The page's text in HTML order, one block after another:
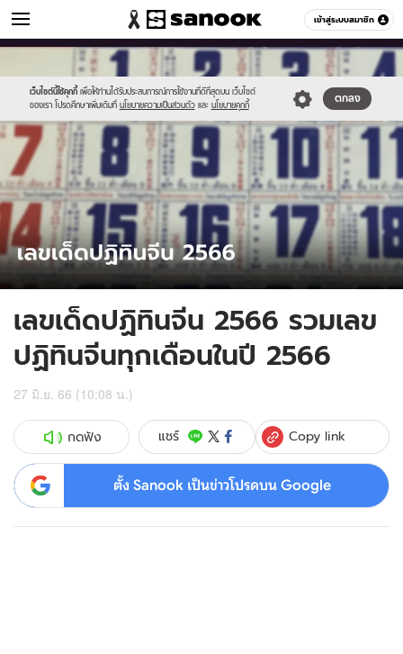
เข้าสู่ระบบสมาชิก
ดูดวง หมวดอื่นๆ
เว็บไซต์นี้ใช้คุกกี้ เพื่อให้ท่านได้รับประสบการณ์การใช้งานที่ดีที่สุดบน เว็บไซต์
ของเรา โปรดศึกษาเพิ่มเติมที่ นโยบายความเป็นส่วนตัว และ นโยบายคุกกี้
ตกลง
//s.isanook.com/sr/0/images/logo-
new-
sanook.png
//s.isanook.com/ho/0/ud/48/244997/tagline-
template-
2023-
13.jpg
เลขเด็ดปฏิทินจีน 2566 รวมเลข
ปฏิทินจีนทุกเดือนในปี 2566
27 มิ.ย. 66 (10:08 น.)
กดฟัง แชร์ Copy link
ตั้ง Sanook เป็นข่าวโปรดบน Google